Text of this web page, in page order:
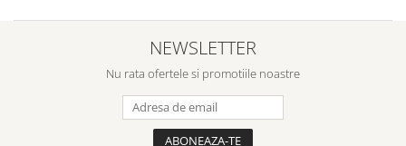
NEWSLETTER
Nu rata ofertele si promotiile noastre